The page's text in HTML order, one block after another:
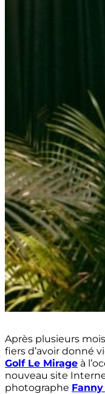
Après plusieurs
fiers d’avoir donné
Golf Le Mirage à
nouveau site
photographe